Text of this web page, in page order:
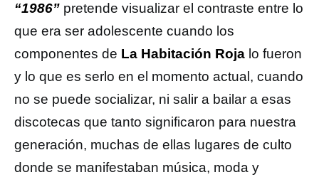
“1986” pretende visualizar el contraste entre lo
que era ser adolescente cuando los
componentes de La Habitación Roja lo fueron
y lo que es serlo en el momento actual, cuando
no se puede socializar, ni salir a bailar a esas
discotecas que tanto significaron para nuestra
generación, muchas de ellas lugares de culto
donde se manifestaban música, moda y